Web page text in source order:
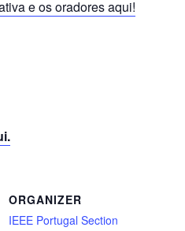
e os oradores aqui!
ORGANIZER
IEEE Portugal Section